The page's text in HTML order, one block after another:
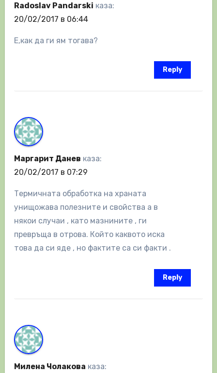
Radoslav Pandarski каза:
20/02/2017 в 06:44
Е,как да ги ям тогава?
Reply
Маргарит Данев каза:
20/02/2017 в 07:29
Термичната обработка на храната
унищожава полезните и свойства а в
някои случаи , като мазнините , ги
превръща в отрова. Който каквото иска
това да си яде , но фактите са си факти .
Reply
Милена Чолакова каза: